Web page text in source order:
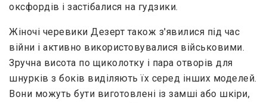
оксфордів і застібалися на гудзики.
Жіночі черевики Дезерт також з'явилися під час
війни і активно використовувалися військовими.
Зручна висота по щиколотку і пара отворів для
шнурків з боків виділяють їх серед інших моделей.
Вони можуть бути виготовлені із замші або шкіри,